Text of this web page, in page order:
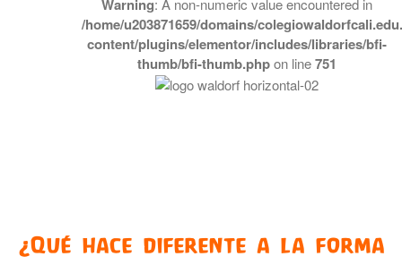
Actividades
Instalaciones
Departamento de Psicología
Admisiones
Podcast
Warning: A non-numeric value encountered in
/home/u203871659/domains/
content/plugins/elementor/includes/libraries/bfi-
thumb/bfi-thumb.phpon line751
¿Qué hace diferente a la forma